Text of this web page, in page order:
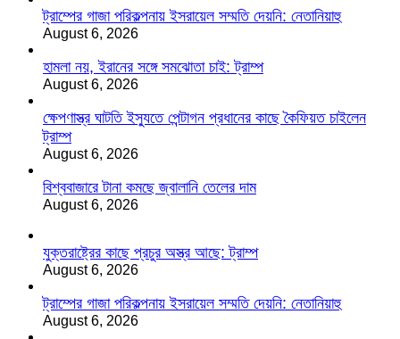
ট্রাম্পের গাজা পরিকল্পনায় ইসরায়েল সম্মতি দেয়নি: নেতানিয়াহু
August 6, 2026
হামলা নয়, ইরানের সঙ্গে সমঝোতা চাই: ট্রাম্প
August 6, 2026
ক্ষেপণাস্ত্র ঘাটতি ইস্যুতে পেন্টাগন প্রধানের কাছে কৈফিয়ত চাইলেন
ট্রাম্প
August 6, 2026
বিশ্ববাজারে টানা কমছে জ্বালানি তেলের দাম
August 6, 2026
যুক্তরাষ্ট্রের কাছে প্রচুর অস্ত্র আছে: ট্রাম্প
August 6, 2026
ট্রাম্পের গাজা পরিকল্পনায় ইসরায়েল সম্মতি দেয়নি: নেতানিয়াহু
August 6, 2026